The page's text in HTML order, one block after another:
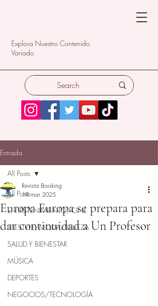
Explora Nuestro Contenido
Variado
Entrada
All Posts
ENTRETENIMIENTO/CINE
LIFESTYLE/MODA/BELLEZA
SALUD Y BIENESTAR
MÚSICA
DEPORTES
NEGOCIOS/TECNOLOGÍA
All Posts
Europa Europa se prepara para
dar continuidad a Un Profesor
Revista Booking
19 mar 2025